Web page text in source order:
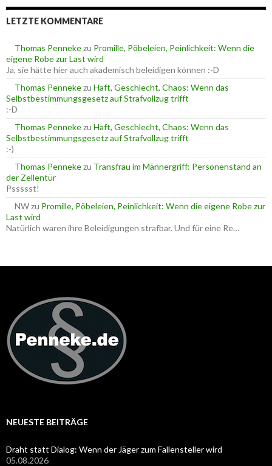
n
e
n
c
h
:
LETZTE KOMMENTARE
Thomas Pennekezu Promille, Pöbeleien, Peinlichkeit: Wenn die
eigene Robe zur Last wird
Ja, sie hätte hier auch akademisch beleidigen können :-D
Thomas Pennekezu Haft, Geschlecht, Chaos: Wenn das
Selbstbestimmungsgesetz auf Strafvollzug trifft
:-D
Thomas Pennekezu Haft, Geschlecht, Chaos: Wenn das
Selbstbestimmungsgesetz auf Strafvollzug trifft
:-)
Thomas Pennekezu Transfrau im Männergriff: Personenstand an
der Zellentür
Pssssst!
NWzu Promille, Pöbeleien, Peinlichkeit: Wenn die eigene Robe zur
Last wird
Natürlich waren ihre Beleidigungen strafbar. Und für eine Re…
NEUESTE BEITRÄGE
Draht statt Dialog: Wenn der Jäger zum Fallensteller wird
05.08.2026